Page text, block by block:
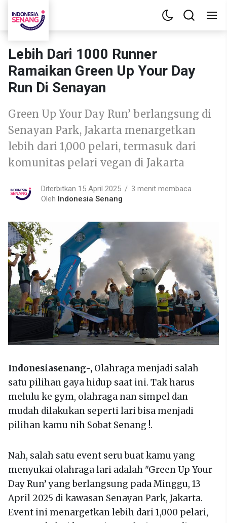
Lebih Dari 1000 Runner
Ramaikan Green Up Your Day
Run Di Senayan
Green Up Your Day Run’ berlangsung di
Senayan Park, Jakarta menargetkan
lebih dari 1,000 pelari, termasuk dari
komunitas pelari vegan di Jakarta
Diterbitkan 15 April 2025
3 menit membaca
Oleh Indonesia Senang
Indonesiasenang-, Olahraga menjadi salah
satu pilihan gaya hidup saat ini. Tak harus
melulu ke gym, olahraga nan simpel dan
mudah dilakukan seperti lari bisa menjadi
pilihan kamu nih Sobat Senang !.
Nah, salah satu event seru buat kamu yang
menyukai olahraga lari adalah "Green Up Your
Day Run’ yang berlangsung pada Minggu, 13
April 2025 di kawasan Senayan Park, Jakarta.
Event ini menargetkan lebih dari 1,000 pelari,